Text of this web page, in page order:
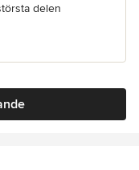
delen